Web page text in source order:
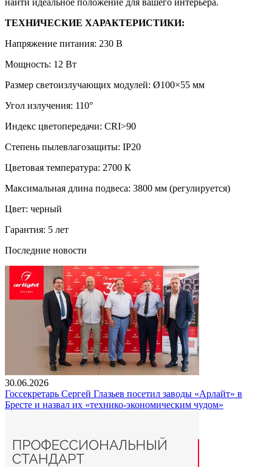
ТЕХНИЧЕСКИЕ ХАРАКТЕРИСТИКИ:
Напряжение питания: 230 В
Мощность: 12 Вт
Размер светоизлучающих модулей: Ø100×55 мм
Угол излучения: 110°
Индекс цветопередачи: CRI>90
Степень пылевлагозащиты: IP20
Цветовая температура: 2700 К
Максимальная длина подвеса: 3800 мм (регулируется)
Цвет: черный
Гарантия: 5 лет
Последние новости
30.06.2026
Госсекретарь Сергей Глазьев посетил заводы «Арлайт» в
Бресте и назвал их «технико-экономическим чудом»